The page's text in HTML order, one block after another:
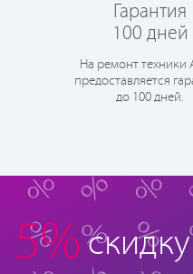
Гарантия
100 дней
На ремонт техники
предоставляется
до 100 дней.
5%